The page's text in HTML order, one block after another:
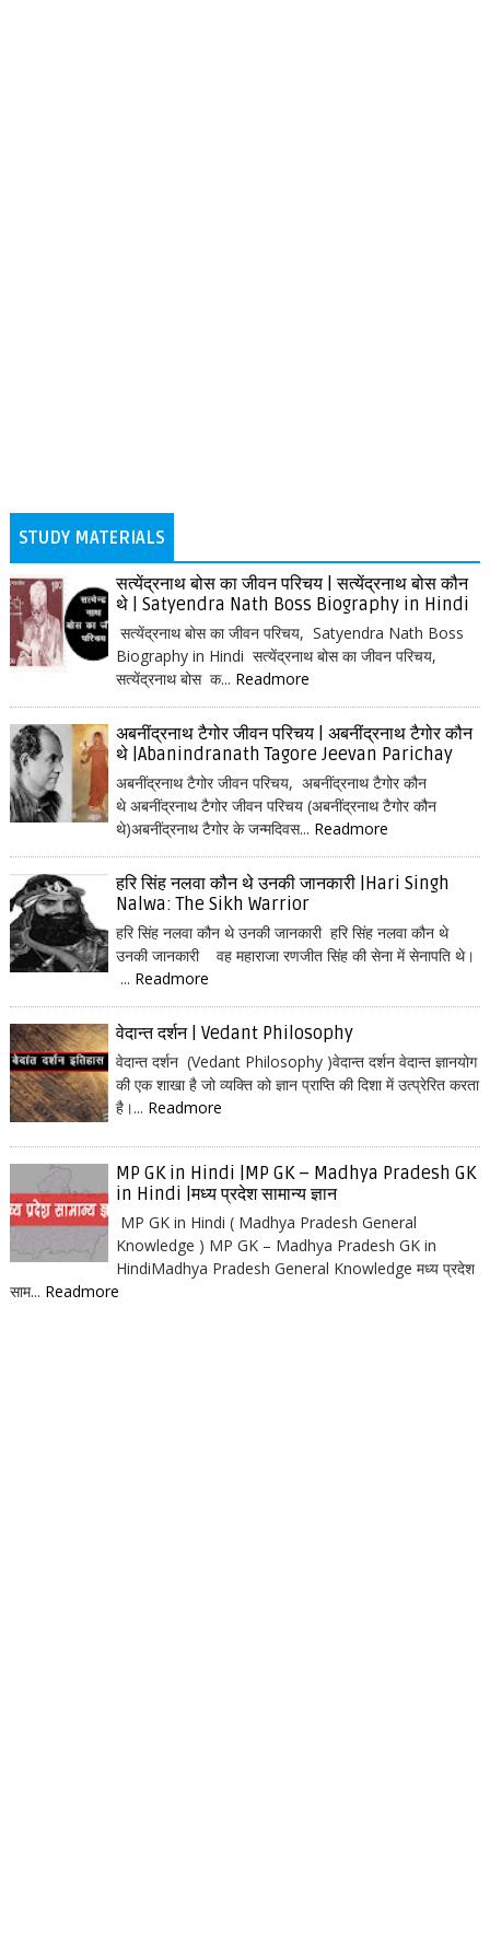
STUDY MATERIALS
सत्येंद्रनाथ बोस का जीवन परिचय | सत्येंद्रनाथ बोस कौन
थे | Satyendra Nath Boss Biography in Hindi
सत्येंद्रनाथ बोस का जीवन परिचय, Satyendra Nath Boss
Biography in Hindi सत्येंद्रनाथ बोस का जीवन परिचय,
सत्येंद्रनाथ बोस क... Readmore
अबनींद्रनाथ टैगोर जीवन परिचय | अबनींद्रनाथ टैगोर कौन
थे |Abanindranath Tagore Jeevan Parichay
अबनींद्रनाथ टैगोर जीवन परिचय, अबनींद्रनाथ टैगोर कौन
थे अबनींद्रनाथ टैगोर जीवन परिचय (अबनींद्रनाथ टैगोर कौन
थे)अबनींद्रनाथ टैगोर के जन्मदिवस... Readmore
हरि सिंह नलवा कौन थे उनकी जानकारी |Hari Singh
Nalwa: The Sikh Warrior
हरि सिंह नलवा कौन थे उनकी जानकारी हरि सिंह नलवा कौन थे
उनकी जानकारी वह महाराजा रणजीत सिंह की सेना में सेनापति थे।
... Readmore
वेदान्त दर्शन | Vedant Philosophy
वेदान्त दर्शन (Vedant Philosophy )वेदान्त दर्शन वेदान्त ज्ञानयोग
की एक शाखा है जो व्यक्ति को ज्ञान प्राप्ति की दिशा में उत्प्रेरित करता
है।... Readmore
MP GK in Hindi |MP GK – Madhya Pradesh GK
in Hindi |मध्य प्रदेश सामान्य ज्ञान
MP GK in Hindi ( Madhya Pradesh General
Knowledge ) MP GK – Madhya Pradesh GK in
HindiMadhya Pradesh General Knowledge मध्य प्रदेश
साम... Readmore